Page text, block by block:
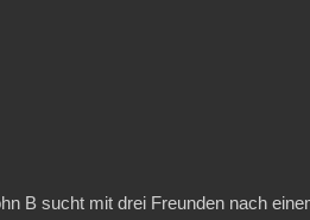
B sucht mit drei Freunden nach